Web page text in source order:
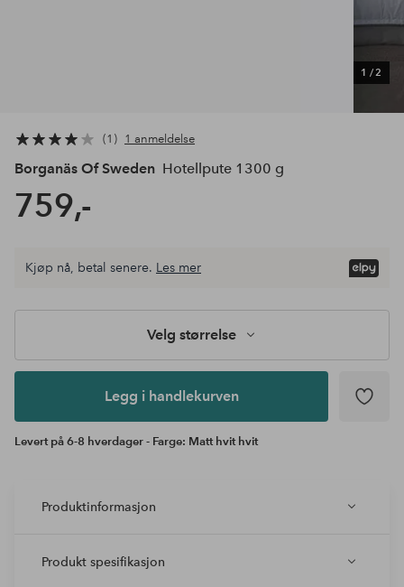
1 /2
1 1 anmeldelse
Borganäs Of Sweden Hotellpute 1300 g
759,-
Legg i
Kjøp nå, betal senere. Les mer
Velg størrelse
Legg i handlekurven
Levert på 6-8 hverdager - Farge: Matt hvit hvit
Produktinformasjon
Produkt spesifikasjon